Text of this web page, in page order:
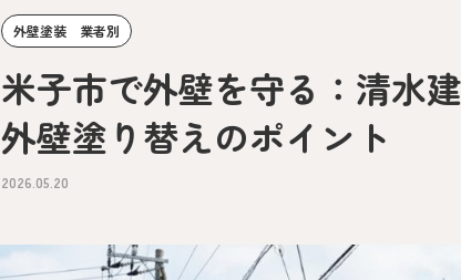
外壁塗装 業者別
米子市で外壁を守る：清水
外壁塗り替えのポイント
2026.05.20